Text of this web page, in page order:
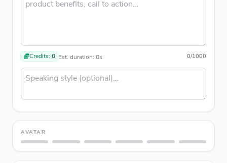
Credits: 0 Est. duration: 0s 0/1000
AVATAR